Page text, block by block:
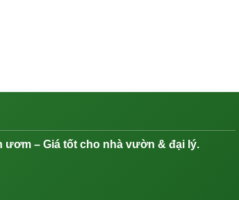
ươm – Giá tốt cho nhà vườn & đại lý.